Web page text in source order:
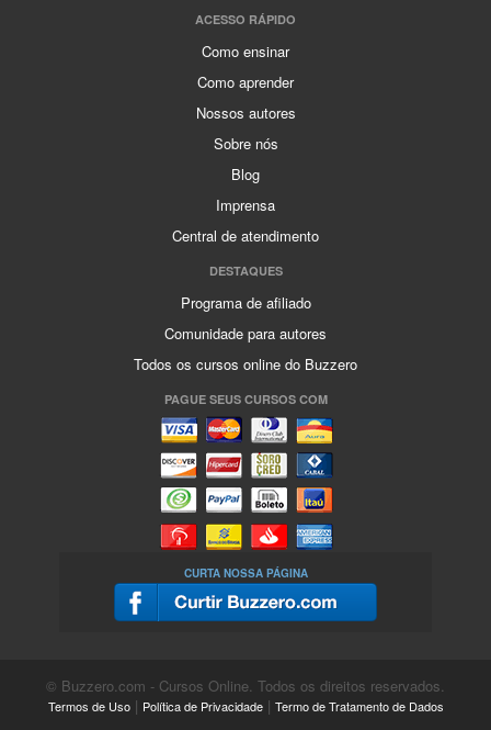
ACESSO RÁPIDO
Como ensinar
Como aprender
Nossos autores
Sobre nós
Blog
Imprensa
Central de atendimento
DESTAQUES
Programa de afiliado
Comunidade para autores
Todos os cursos online do Buzzero
PAGUE SEUS CURSOS COM
CURTA NOSSA PÁGINA
© Buzzero.com - Cursos Online. Todos os direitos reservados.
Termos de Uso| Política de Privacidade| Termo de Tratamento de Dados